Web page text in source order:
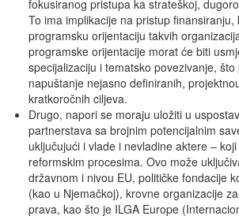
fokusiranog pristupa ka strateškoj,
To ima implikacije na pristup finansiranju,
programsku orijentaciju takvih
programske orijentacije morat će biti
specijalizaciju i tematsko povezivanje,
napuštanje nejasno definiranih,
kratkoročnih ciljeva.
Drugo, napori se moraju uložiti u
partnerstava sa brojnim potencijalnim
uključujući i vlade i nevladine aktere –
reformskim procesima. Ovo može
državnom i nivou EU, političke fondacije
(kao u Njemačkoj), krovne organizacije
prava, kao što je ILGA Europe